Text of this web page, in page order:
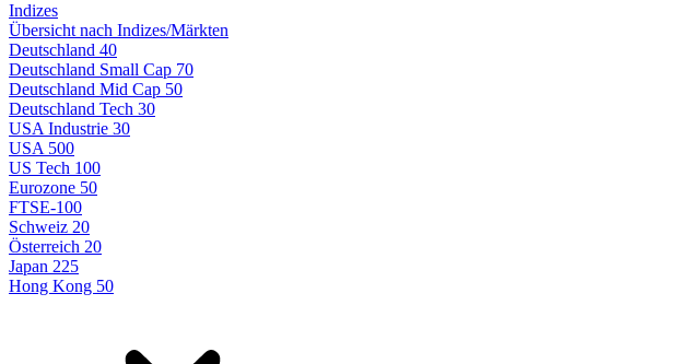
Indizes
Übersicht nach Indizes/Märkten
Deutschland 40
Deutschland Small Cap 70
Deutschland Mid Cap 50
Deutschland Tech 30
USA Industrie 30
USA 500
US Tech 100
Eurozone 50
FTSE-100
Schweiz 20
Österreich 20
Japan 225
Hong Kong 50